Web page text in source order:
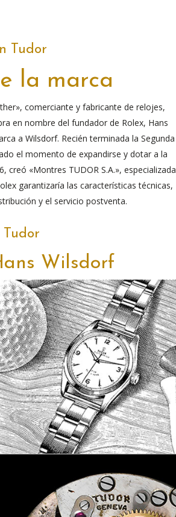
Tudor
la marca
comerciante y fabricante de relojes,
en nombre del fundador de Rolex, Hans
a Wilsdorf. Recién terminada la Segunda
el momento de expandirse y dotar a la
creó «Montres TUDOR S.A.», especializada
garantizaría las características técnicas,
y el servicio postventa.
Wilsdorf